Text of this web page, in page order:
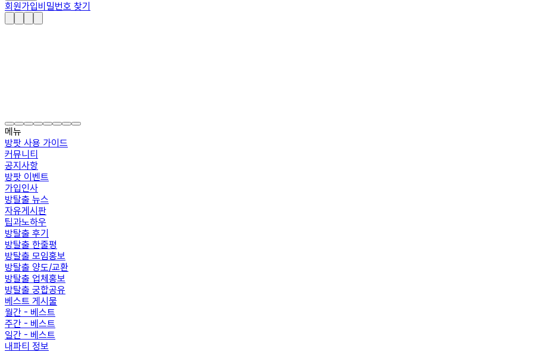
회원가입비밀번호 찾기
메뉴
방팟 사용 가이드
커뮤니티
공지사항
방팟 이벤트
가입인사
방탈출 뉴스
자유게시판
팁과노하우
방탈출 후기
방탈출 한줄평
방탈출 모임홍보
방탈출 양도/교환
방탈출 업체홍보
방탈출 궁합공유
베스트 게시물
월간 - 베스트
주간 - 베스트
일간 - 베스트
내파티 정보